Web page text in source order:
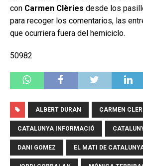
con Carmen Clèries desde los
para recoger los comentarios, las
que ocurriera fuera del hemiciclo.
50982
ALBERT DURAN CARMEN
CATALUNYA INFORMACIÓ
DANI GOMEZ EL MATI DE